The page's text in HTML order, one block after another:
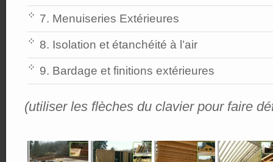
7. Menuiseries Extérieures
8. Isolation et étanchéité à l’air
9. Bardage et finitions extérieures
(utiliser les flèches du clavier pour faire